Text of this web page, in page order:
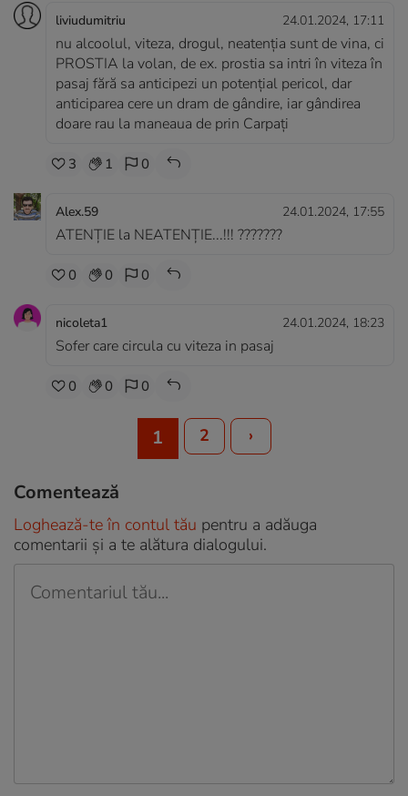
liviudumitriu 24.01.2024, 17:11
nu alcoolul, viteza, drogul, neatenția sunt de vina, ci
PROSTIA la volan, de ex. prostia sa intri în viteza în
pasaj fără sa anticipezi un potențial pericol, dar
anticiparea cere un dram de gândire, iar gândirea
doare rau la maneaua de prin Carpați
3 1 0
Alex.59 24.01.2024, 17:55
ATENȚIE la NEATENȚIE...!!! ???????
0 0 0
nicoleta1 24.01.2024, 18:23
Sofer care circula cu viteza in pasaj
0 0 0
1 2 ›
Comentează
Loghează-te în contul tău pentru a adăuga
comentarii și a te alătura dialogului.